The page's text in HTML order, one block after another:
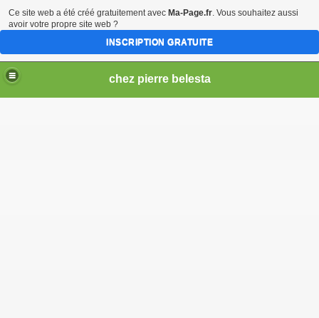
chez pierre belesta
Ce site web a été créé gratuitement avec Ma-Page.fr. Vous souhaitez aussi
avoir votre propre site web ?
INSCRIPTION GRATUITE